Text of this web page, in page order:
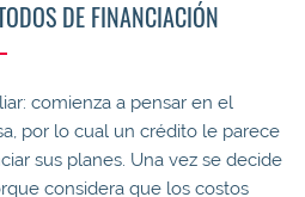
DE FINANCIACIÓN
comienza a pensar en el
por lo cual un crédito le parece
sus planes. Una vez se decide
considera que los costos